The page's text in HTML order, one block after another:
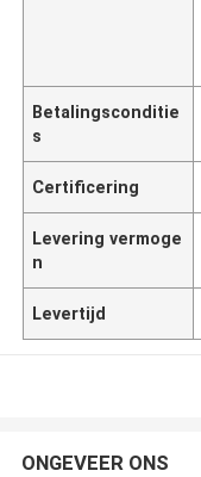
Betalingsconditie
s
Certificering
Levering vermoge
n
Levertijd
ONGEVEER ONS